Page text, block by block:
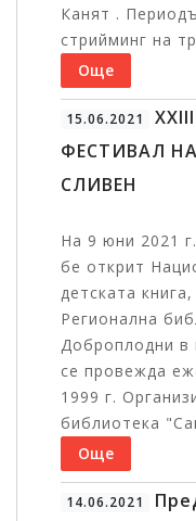
Канят .
стрийминг на
Още
15.06.2021
ФЕСТИВАЛ
СЛИВЕН
На 9 юни 2021
бе открит
детската
Регионална
Доброплодни в
се провежда
1999 г.
библиотека
Още
14.06.2021